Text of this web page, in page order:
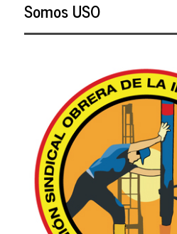
Somos USO